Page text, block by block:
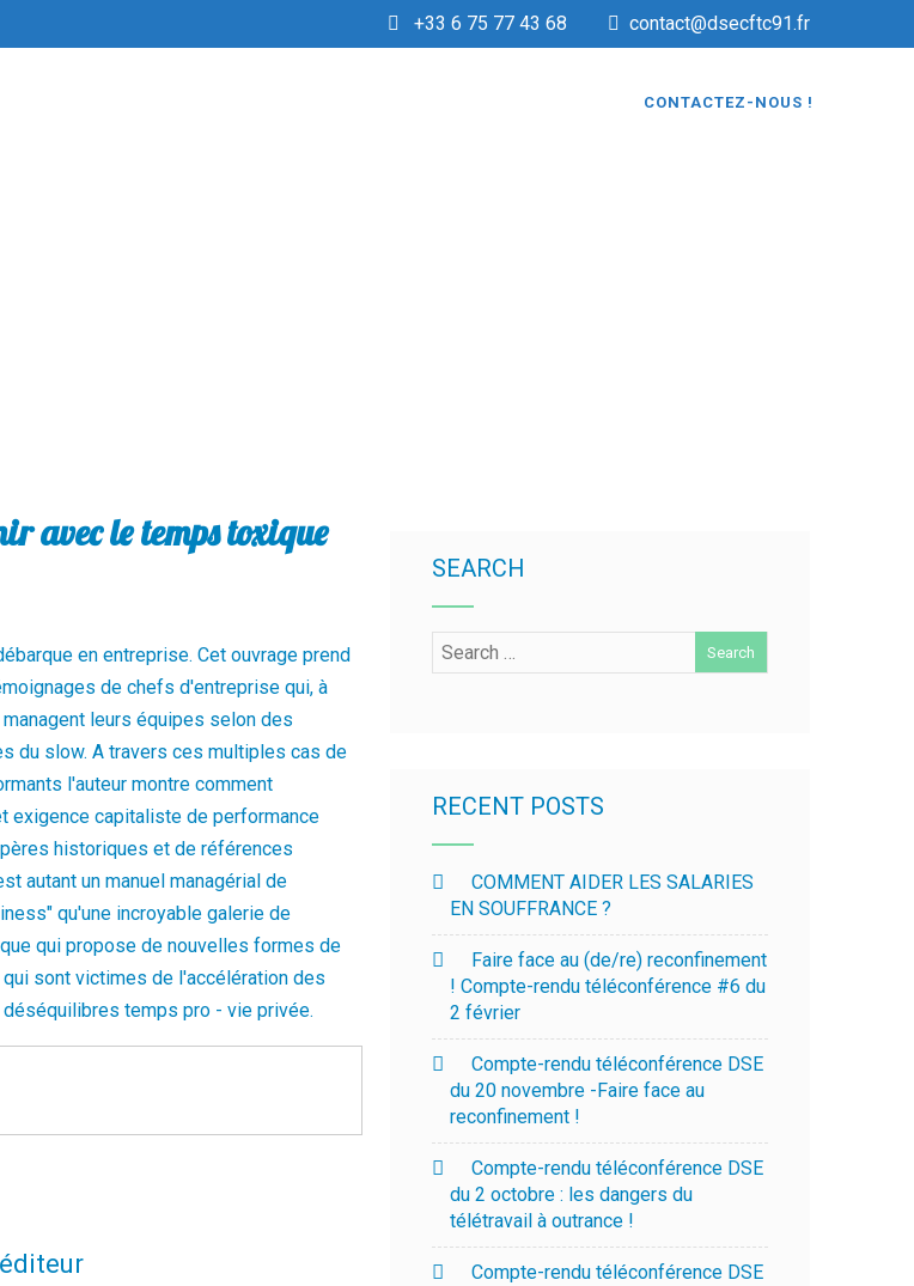
+33 6 75 77 43 68 contact@dsecftc91.fr
CONTACTEZ-NOUS !
avec le temps toxique
en entreprise. Cet ouvrage prend
de chefs d'entreprise qui, à
leurs équipes selon des
du slow. A travers ces multiples cas de
l'auteur montre comment
exigence capitaliste de performance
historiques et de références
autant un manuel managérial de
qu'une incroyable galerie de
qui propose de nouvelles formes de
sont victimes de l'accélération des
temps pro - vie privée.
SEARCH
RECENT POSTS
COMMENT AIDER LES SALARIES
EN SOUFFRANCE ?
Faire face au (de/re) reconfinement
! Compte-rendu téléconférence #6 du
2 février
Compte-rendu téléconférence DSE
du 20 novembre -Faire face au
reconfinement !
Compte-rendu téléconférence DSE
du 2 octobre : les dangers du
télétravail à outrance !
Compte-rendu téléconférence DSE